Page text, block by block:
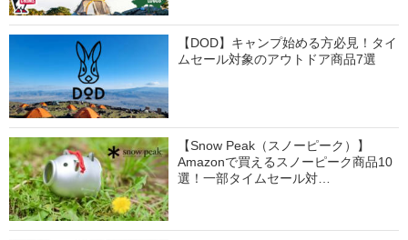
【DOD】キャンプ始める方必見！タイ
ムセール対象のアウトドア商品7選
【Snow Peak（スノーピーク）】
Amazonで買えるスノーピーク商品10
選！一部タイムセール対…